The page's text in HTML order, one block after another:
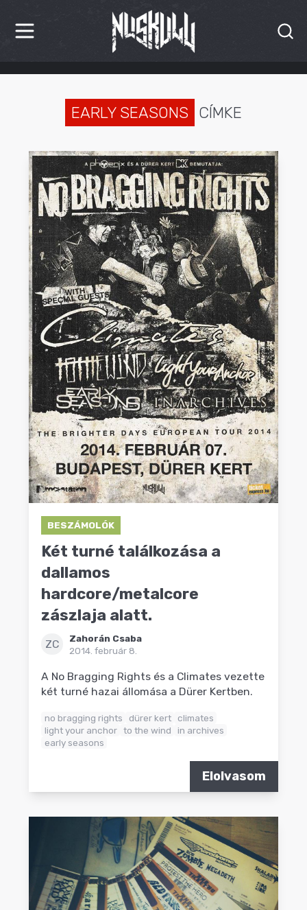
HÍREK
INTERJÚK
PREMIEREK
KULT
MÁSVILÁG
BLOG
EARLY SEASONS CÍMKE
BESZÁMOLÓK
Két turné találkozása a
dallamos
hardcore/metalcore
zászlaja alatt.
ZC
Zahorán Csaba
2014. február 8.
A No Bragging Rights és a Climates vezette
két turné hazai állomása a Dürer Kertben.
no bragging rights dürer kert climates
light your anchor to the wind
in archives
early seasons
Elolvasom